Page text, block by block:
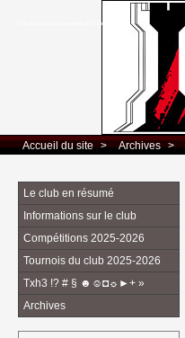
Club d’Echecs Léo Lagrange de Colomiers
Accueil du site > Archives >
Le club en résumé
Informations sur le club
Compétitions 2025-2026
Tournois du club 2025-2026
Txh3 !? # § ☻☺◘☼►+ »
Archives